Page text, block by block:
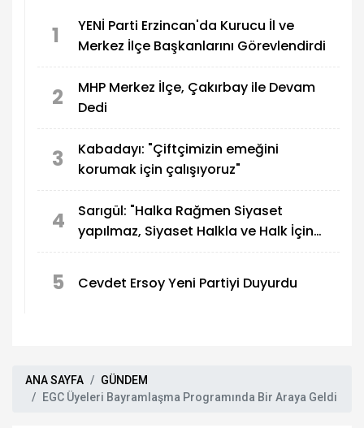
1
YENİ Parti Erzincan'da Kurucu İl ve
Merkez İlçe Başkanlarını Görevlendirdi
2
MHP Merkez İlçe, Çakırbay ile Devam
Dedi
3
Kabadayı: "Çiftçimizin emeğini
korumak için çalışıyoruz"
4
Sarıgül: "Halka Rağmen Siyaset
yapılmaz, Siyaset Halkla ve Halk İçin
5 Cevdet Ersoy Yeni Partiyi Duyurdu
ANA SAYFA
GÜNDEM
EGC Üyeleri Bayramlaşma Programında Bir Araya Geldi